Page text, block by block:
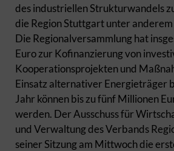
des industriellen Strukturwandels
die Region Stuttgart unter
Die Regionalversammlung hat
Euro zur Kofinanzierung von
Kooperationsprojekten und
Einsatz alternativer Energieträger
Jahr können bis zu fünf Millionen
werden. Der Ausschuss für
und Verwaltung des Verbands
seiner Sitzung am Mittwoch die